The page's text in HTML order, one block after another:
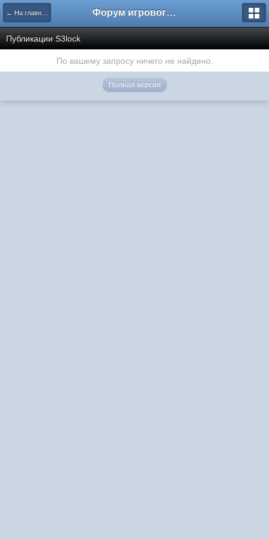
← На главную Форум игрового проекта Riverrise
Публикации S3lock
По вашему запросу ничего не найдено.
Полная версия